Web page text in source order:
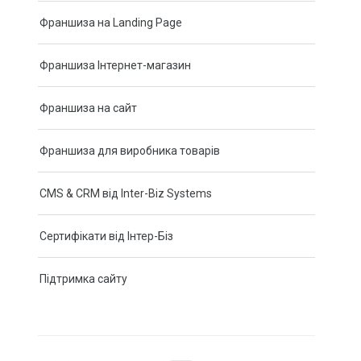
Додаткові зовнішні ефекти у дизайні сайтів від Інтер-
авторські прог…
згідно Закон…
Франшиза на Landing Page
Франшиза Інтернет-магазин
Франшиза на сайт
Франшиза для виробника товарів
CMS & CRM від Inter-Biz Systems
Сертифікати від Інтер-Біз
Підтримка сайту